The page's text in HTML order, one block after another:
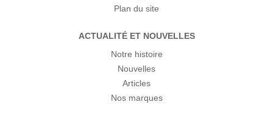
Plan du site
ACTUALITÉ ET NOUVELLES
Notre histoire
Nouvelles
Articles
Nos marques